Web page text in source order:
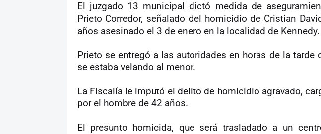
El juzgado 13 municipal dictó medida de
Prieto Corredor, señalado del homicidio de Cristian
años asesinado el 3 de enero en la localidad de Kennedy.
Prieto se entregó a las autoridades en horas de la tarde
se estaba velando al menor.
La Fiscalía le imputó el delito de homicidio agravado,
por el hombre de 42 años.
El presunto homicida, que será trasladado a un